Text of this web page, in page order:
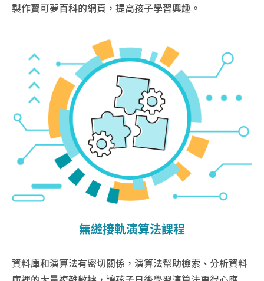
製作寶可夢百科的網頁，提高孩子學習興趣。
無縫接軌演算法課程
資料庫和演算法有密切關係，演算法幫助檢索、分析資料